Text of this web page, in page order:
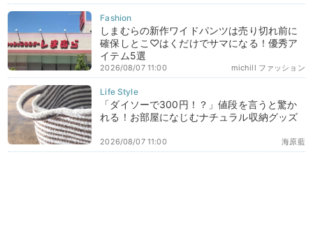
しまむらの新作ワイドパンツは売り切れ前に
確保しとこ♡はくだけでサマになる！優秀ア
イテム5選
michill ファッション
2026/08/07 11:00
「ダイソーで300円！？」値段を言うと驚か
れる！お部屋になじむナチュラル収納グッズ
海原藍
2026/08/07 11:00